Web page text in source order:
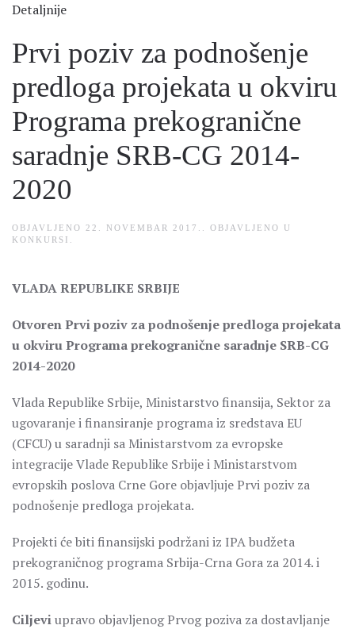
Detaljnije
Prvi poziv za podnošenje
predloga projekata u okviru
Programa prekogranične
saradnje SRB-CG 2014-
2020
OBJAVLJENO 22. NOVEMBAR 2017.
. OBJAVLJENO U
KONKURSI
VLADA REPUBLIKE SRBIJE
Otvoren Prvi poziv za podnošenje predloga projekata
u okviru Programa prekogranične saradnje SRB-CG
2014-2020
Vlada Republike Srbije, Ministarstvo finansija, Sektor za
ugovaranje i finansiranje programa iz sredstava EU
(CFCU) u saradnji sa Ministarstvom za evropske
integracije Vlade Republike Srbije i Ministarstvom
evropskih poslova Crne Gore objavljuje Prvi poziv za
podnošenje predloga projekata.
Projekti će biti finansijski podržani iz IPA budžeta
prekograničnog programa Srbija-Crna Gora za 2014. i
2015. godinu.
Ciljeviupravo objavljenog Prvog poziva za dostavljanje